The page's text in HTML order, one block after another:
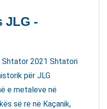
JLG -
Shtator 2021 Shtatori
për JLG
e metaleve në
së re në Kaçanik,